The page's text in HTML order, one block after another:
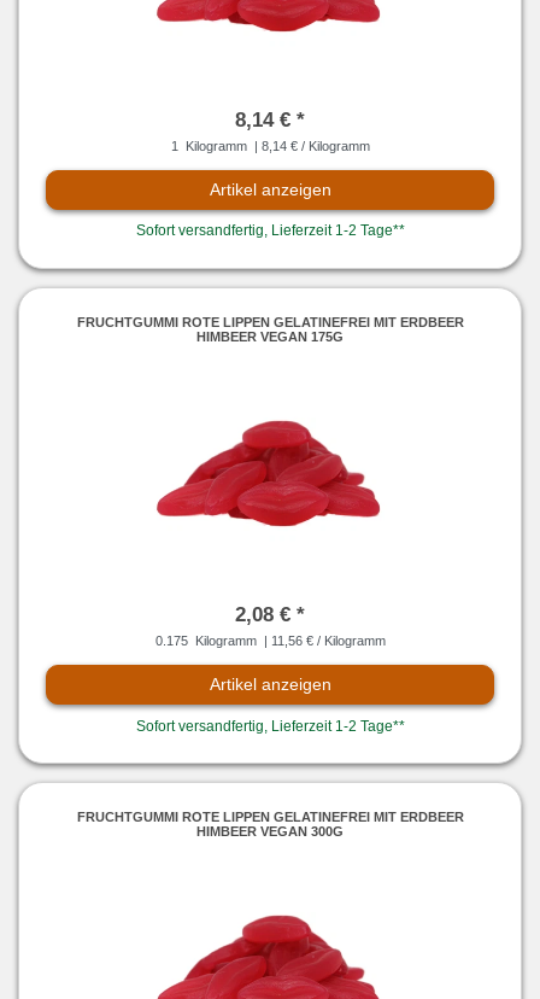
8,14 € *
1 Kilogramm | 8,14 € / Kilogramm
Artikel anzeigen
Sofort versandfertig, Lieferzeit 1-2 Tage**
FRUCHTGUMMI ROTE LIPPEN GELATINEFREI MIT ERDBEER
HIMBEER VEGAN 175G
2,08 € *
0.175 Kilogramm | 11,56 € / Kilogramm
Artikel anzeigen
Sofort versandfertig, Lieferzeit 1-2 Tage**
FRUCHTGUMMI ROTE LIPPEN GELATINEFREI MIT ERDBEER
HIMBEER VEGAN 300G